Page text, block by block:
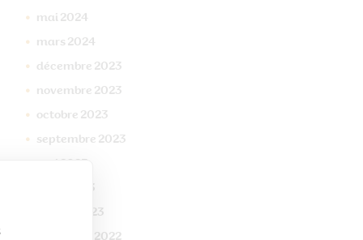
mai 2024
mars 2024
décembre 2023
novembre 2023
octobre 2023
septembre 2023
2023
2023
2022